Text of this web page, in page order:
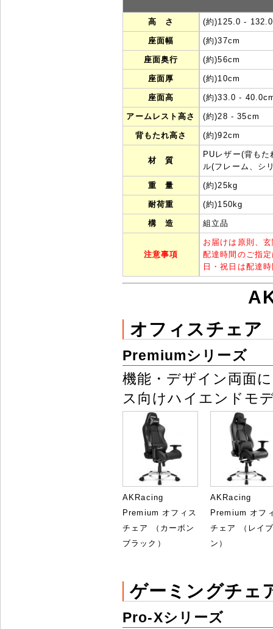
高 さ (約)125.0 -
座面幅 (約)37cm
座面奥行 (約)56cm
座面厚 (約)10cm
座面高 (約)33.0 -
アームレスト高さ (約)28 - 35cm
背もたれ高さ (約)92cm
材 質
PUレザー(背も
ル(フレーム、シ
重 量 (約)25kg
耐荷重 (約)150kg
構 造 組立品
注意事項
お届けは原則、
配達時間のご指
日・祝日は配達
オフィスチェア
Premiumシリーズ
機能・デザイン両面
ス向けハイエンドモ
AKRacing
Premium オフィス
チェア （カーボン
ブラック）
AKRacing
Premium オフ
チェア （レイ
ン）
ゲーミングチェ
Pro-Xシリーズ